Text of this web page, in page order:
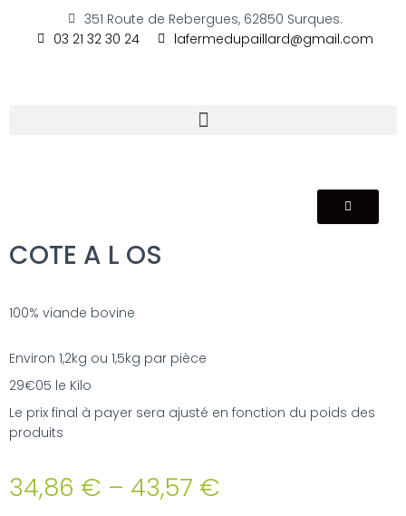
351 Route de Rebergues, 62850 Surques.
03 21 32 30 24
lafermedupaillard@gmail.com
COTE A L OS
100% viande bovine
Environ 1,2kg ou 1,5kg par pièce
29€05 le Kilo
Le prix final à payer sera ajusté en fonction du poids des
produits
34,86 € – 43,57 €